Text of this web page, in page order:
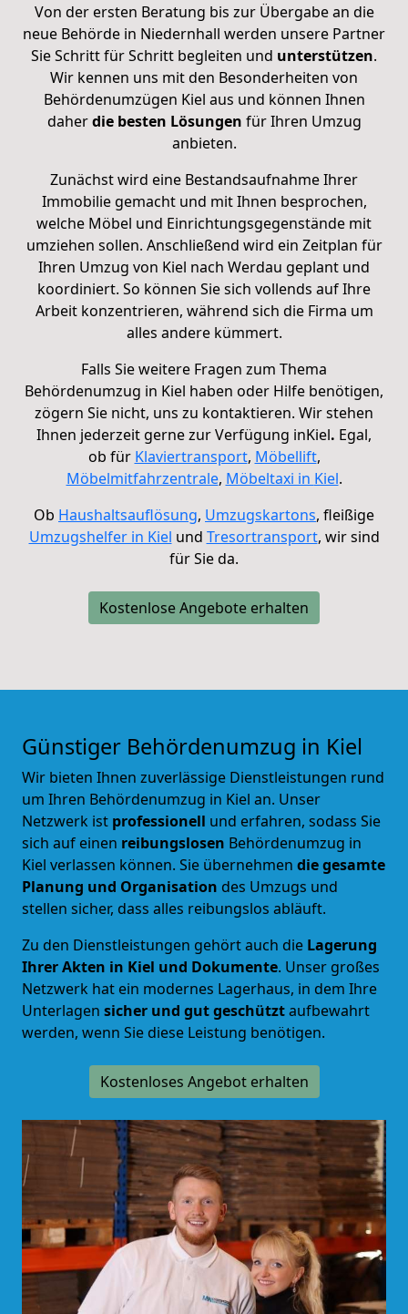
Von der ersten Beratung bis zur Übergabe an die
neue Behörde in Niedernhall werden unsere Partner
SieSchritt für Schritt begleiten und unterstützen.
Wir kennen uns mit den Besonderheiten von
Behördenumzügen Kiel aus und können Ihnen
daherdie besten Lösungen für Ihren Umzug
anbieten.
Zunächst wird eine Bestandsaufnahme Ihrer
Immobilie gemacht und mit Ihnen besprochen,
welche Möbel und Einrichtungsgegenstände mit
umziehen sollen. Anschließend wird ein Zeitplan für
Ihren Umzug von Kiel nach Werdau geplant und
koordiniert. So können Sie sich vollends auf Ihre
Arbeit konzentrieren, während sich die Firma um
alles andere kümmert.
Falls Sie weitere Fragen zum Thema
Behördenumzug in Kiel haben oder Hilfe benötigen,
zögern Sie nicht, uns zu kontaktieren. Wir stehen
Ihnen jederzeit gerne zur Verfügung inKiel. Egal,
ob für Klaviertransport, Möbellift,
Möbelmitfahrzentrale, Möbeltaxi in Kiel.
Ob Haushaltsauflösung, Umzugskartons, fleißige
Umzugshelfer in Kiel und Tresortransport, wir sind
für Sie da.
Kostenlose Angebote erhalten
Günstiger Behördenumzug in Kiel
Wir bieten Ihnen zuverlässige Dienstleistungen rund
um Ihren Behördenumzug in Kiel an. Unser
Netzwerk ist professionell und erfahren, sodass Sie
sich auf einen reibungslosen Behördenumzug in
Kiel verlassen können. Sie übernehmen die gesamte
Planung und Organisation des Umzugs und
stellen sicher, dass alles reibungslos abläuft.
Zu den Dienstleistungen gehört auch die Lagerung
Ihrer Akten in Kiel und Dokumente. Unser großes
Netzwerk hat ein modernes Lagerhaus, in dem Ihre
Unterlagen sicher und gut geschütztaufbewahrt
werden, wenn Sie diese Leistung benötigen.
Kostenloses Angebot erhalten